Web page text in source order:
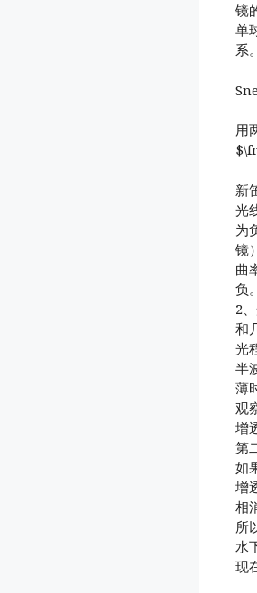
镜
单
系。
用
新
光
为
镜
曲
负。
2
和
光
半
薄
观
增
第
如
增
相
所
水
现